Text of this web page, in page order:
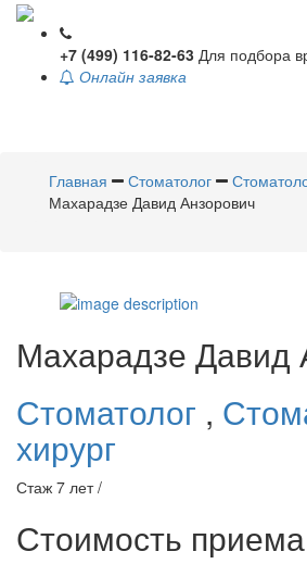
+7 (499) 116-82-63 Для подбора
Онлайн заявка
Главная
Стоматолог
Махарадзе Давид Анзорович
Махарадзе Давид
Стоматолог ,
хирург
Стаж 7 лет /
Стоимость